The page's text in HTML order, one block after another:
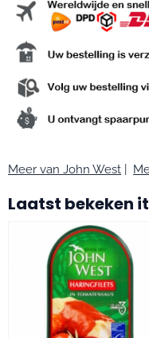
Meer van John West
Laatst bekeken